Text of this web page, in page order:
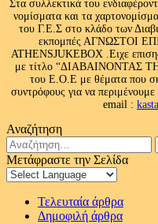
Στα συλλεκτικά του
νομίσματα και τα
του Γ.Ε.Σ στο κλάδο των
εκπομπές ΑΓΝΩΣΤΟΙ
ATHENSJUKEBOX .Ειχε
με τίτλο “ΔΙΑΒΑΙΝΟΝΤΑΣ
του Ε.Ο.Ε με θέματα που
συντρόφους για να
email :
Αναζήτηση
Αναζήτηση
για:
Μετάφραστε την Σελίδα
Τελευταία άρθρα
Δημοφιλή άρθρα